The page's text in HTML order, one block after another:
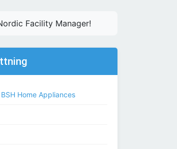
Facility Manager!
BSH Home Appliances